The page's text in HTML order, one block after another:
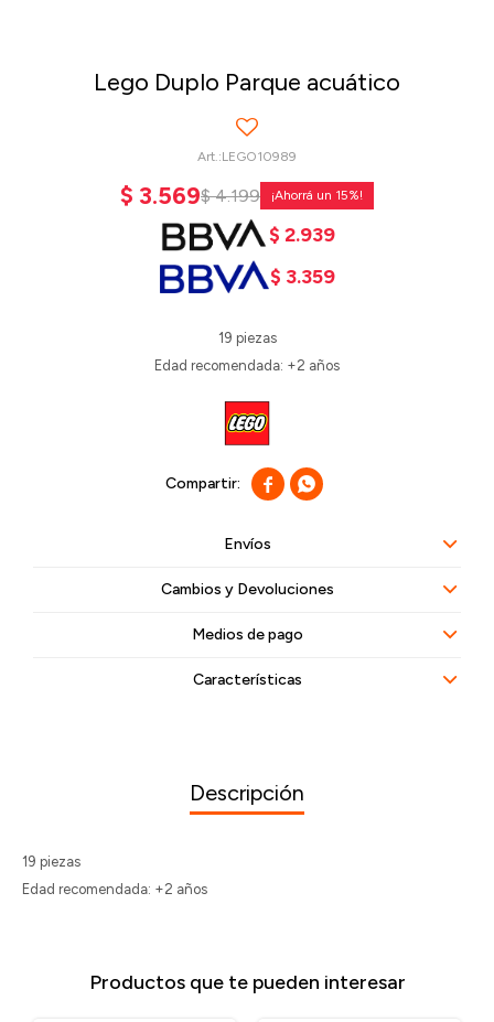
Lego Duplo Parque acuático
LEGO10989
$ 3.569$ 4.199 15
$ 2.939
$ 3.359
19 piezas
Edad recomendada: +2 años
 
Envíos
Cambios y Devoluciones
Medios de pago
Características
Descripción
19 piezas
Edad recomendada: +2 años
Productos que te pueden interesar